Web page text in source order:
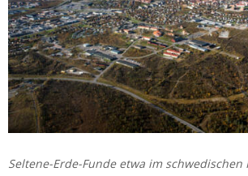
Seltene-Erde-Funde etwa im